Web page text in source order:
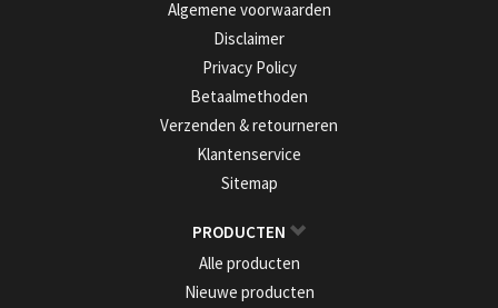
Algemene voorwaarden
Disclaimer
Privacy Policy
Betaalmethoden
Verzenden & retourneren
Klantenservice
Sitemap
PRODUCTEN
Alle producten
Nieuwe producten